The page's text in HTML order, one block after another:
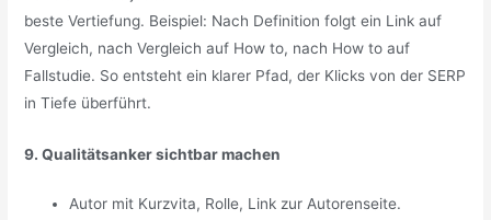
beste Vertiefung. Beispiel: Nach Definition folgt ein Link auf
Vergleich, nach Vergleich auf How to, nach How to auf
Fallstudie. So entsteht ein klarer Pfad, der Klicks von der SERP
in Tiefe überführt.
9. Qualitätsanker sichtbar machen
Autor mit Kurzvita, Rolle, Link zur Autorenseite.